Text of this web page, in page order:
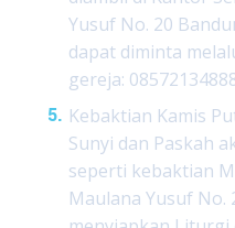
Yusuf No. 20
dapat diminta
gereja:
Kebaktian Kamis
Sunyi dan Paskah
seperti kebaktian
Maulana Yusuf No.